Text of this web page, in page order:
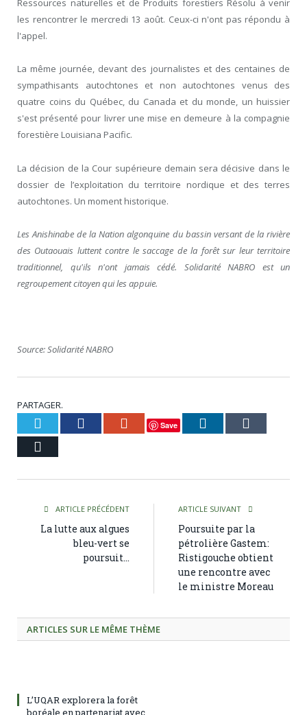
Ressources naturelles et de Produits forestiers Résolu à venir
les rencontrer le mercredi 13 août. Ceux-ci n'ont pas répondu à
l'appel.
La même journée, devant des journalistes et des centaines de
sympathisants autochtones et non autochtones venus des
quatre coins du Québec, du Canada et du monde, un huissier
s'est présenté pour livrer une mise en demeure à la compagnie
forestière Louisiana Pacific.
La décision de la Cour supérieure demain sera décisive dans le
dossier de l’exploitation du territoire nordique et des terres
autochtones. Un moment historique.
Les Anishinabe de la Nation algonquine du bassin versant de la rivière
des Outaouais luttent contre le saccage de la forêt sur leur territoire
traditionnel, qu'ils n'ont jamais cédé. Solidarité NABRO est un
regroupement citoyen qui les appuie.
Source: Solidarité NABRO
PARTAGER.
Twitter Facebook Google+
Save LinkedIn
ARTICLE PRÉCÉDENT
La lutte aux algues
bleu-vert se
poursuit…
ARTICLE SUIVANT
Poursuite par la
pétrolière Gastem:
Ristigouche obtient
une rencontre avec
le ministre Moreau
ARTICLES SUR LE MÊME THÈME
L’UQAR explorera la forêt
boréale en partenariat avec